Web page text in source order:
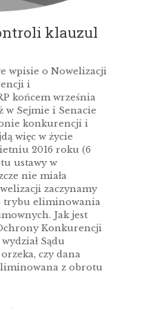
klauzul
wpisie o Nowelizacji
i
końcem września
w Sejmie i Senacie
konkurencji i
więc w życie
2016 roku (6
ustawy w
nie miała
zaczynamy
trybu eliminowania
Jak jest
Konkurencji
Sądu
czy dana
z obrotu